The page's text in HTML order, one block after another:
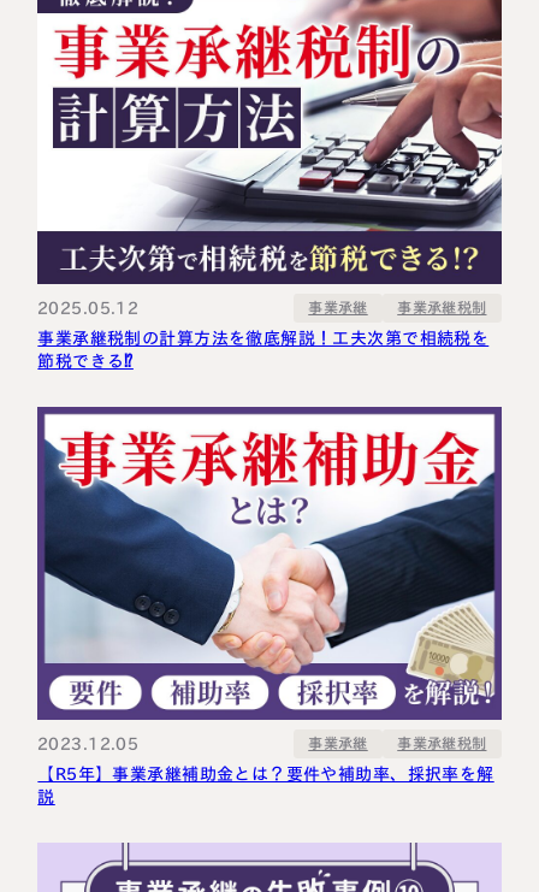
2025.05.12 事業承継 事業承継税制
事業承継税制の計算方法を徹底解説！工夫次第で相続税を
節税できる⁉
2023.12.05 事業承継 事業承継税制
【R5年】事業承継補助金とは？要件や補助率、採択率を解
説